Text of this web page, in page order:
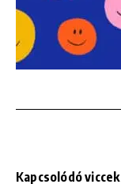
Kapcsolódó viccek